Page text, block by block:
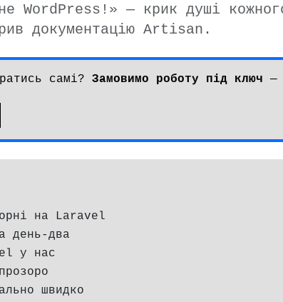
WordPress!» — крик душі
документацію Artisan.
самі? Замовимо роботу під ключ —
на Laravel
день-два
у нас
швидко